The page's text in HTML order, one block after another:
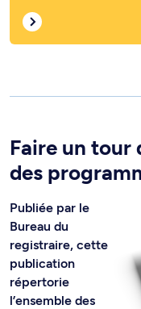
Faire un tour
des
Publiée par le
Bureau du
registraire, cette
publication
répertorie
l’ensemble des